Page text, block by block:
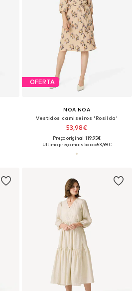
OFERTA
NOA NOA
Vestidos camiseiros 'Rosilda'
53,98€
Preço original: 119,95€
Último preço mais baixo:53,98€